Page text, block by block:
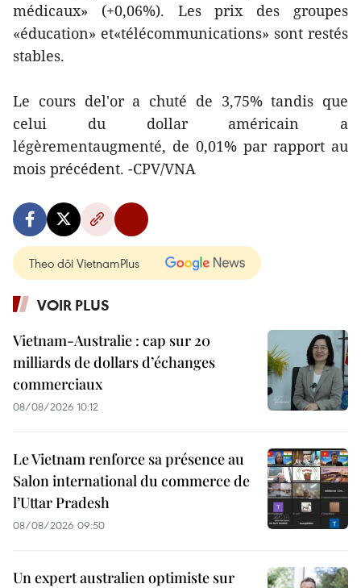
médicaux» (+0,06%). Les prix des groupes
«éducation» et«télécommunications» sont restés
stables.
Le cours del'or a chuté de 3,75% tandis que
celui du dollar américain a
légèrementaugmenté, de 0,01% par rapport au
mois précédent. -CPV/VNA
Theo dõi VietnamPlus
VOIR PLUS
Vietnam-Australie : cap sur 20
milliards de dollars d’échanges
commerciaux
08/08/2026 10:12
Le Vietnam renforce sa présence au
Salon international du commerce de
l’Uttar Pradesh
08/08/2026 09:50
Un expert australien optimiste sur